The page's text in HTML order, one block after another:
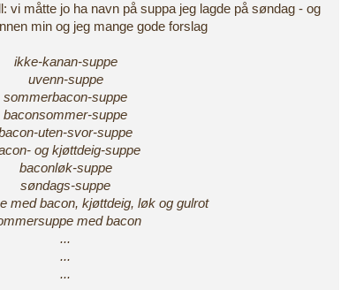
vi måtte jo ha navn på suppa jeg lagde på søndag - og
min og jeg mange gode forslag
ikke-kanan-suppe
uvenn-suppe
sommerbacon-suppe
baconsommer-suppe
uten-svor-suppe
og kjøttdeig-suppe
baconløk-suppe
søndags-suppe
med bacon, kjøttdeig, løk og gulrot
med bacon
...
...
...